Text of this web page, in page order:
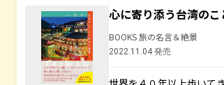
心に寄り添う台湾の
BOOKS 旅の名言＆絶景
2022.11.04 発売